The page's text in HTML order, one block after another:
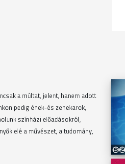
a múltat, jelent, hanem adott
pedig ének-és zenekarok,
színházi előadásokról,
elé a művészet, a tudomány,